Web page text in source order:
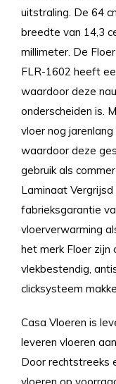
uitstraling. De 64
breedte van 14,3
millimeter. De
FLR-1602 heeft
waardoor deze
onderscheiden is.
vloer nog
waardoor deze
gebruik als
Laminaat
fabrieksgarantie
vloerverwarming
het merk Floer zijn
vlekbestendig,
clicksysteem
Casa Vloeren is
leveren vloeren
Door rechtstreeks